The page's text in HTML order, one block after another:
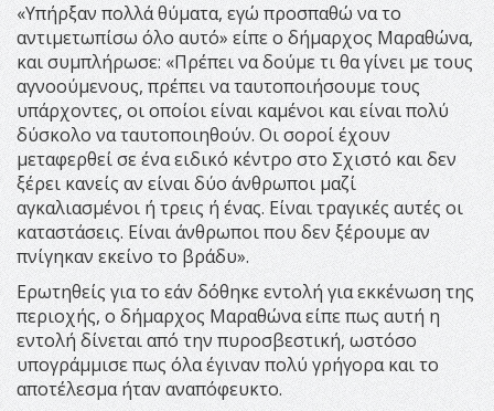
«Υπήρξαν πολλά θύματα, εγώ προσπαθώ να το
αντιμετωπίσω όλο αυτό» είπε ο δήμαρχος Μαραθώνα,
και συμπλήρωσε: «Πρέπει να δούμε τι θα γίνει με τους
αγνοούμενους, πρέπει να ταυτοποιήσουμε τους
υπάρχοντες, οι οποίοι είναι καμένοι και είναι πολύ
δύσκολο να ταυτοποιηθούν. Οι σοροί έχουν
μεταφερθεί σε ένα ειδικό κέντρο στο Σχιστό και δεν
ξέρει κανείς αν είναι δύο άνθρωποι μαζί
αγκαλιασμένοι ή τρεις ή ένας. Είναι τραγικές αυτές οι
καταστάσεις. Είναι άνθρωποι που δεν ξέρουμε αν
πνίγηκαν εκείνο το βράδυ».
Ερωτηθείς για το εάν δόθηκε εντολή για εκκένωση της
περιοχής, ο δήμαρχος Μαραθώνα είπε πως αυτή η
εντολή δίνεται από την πυροσβεστική, ωστόσο
υπογράμμισε πως όλα έγιναν πολύ γρήγορα και το
αποτέλεσμα ήταν αναπόφευκτο.